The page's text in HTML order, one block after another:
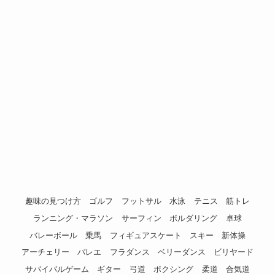
趣味の見つけ方 ゴルフ フットサル 水泳 テニス
筋トレ
ランニング・マラソン
サーフィン ボルダリング
卓球
バレーボール
乗馬 フィギュアスケート スキー
新体操
アーチェリー
バレエ フラダンス ベリーダンス
ビリヤード
サバイバルゲーム
ギター 弓道 ボクシング 柔道 合気道